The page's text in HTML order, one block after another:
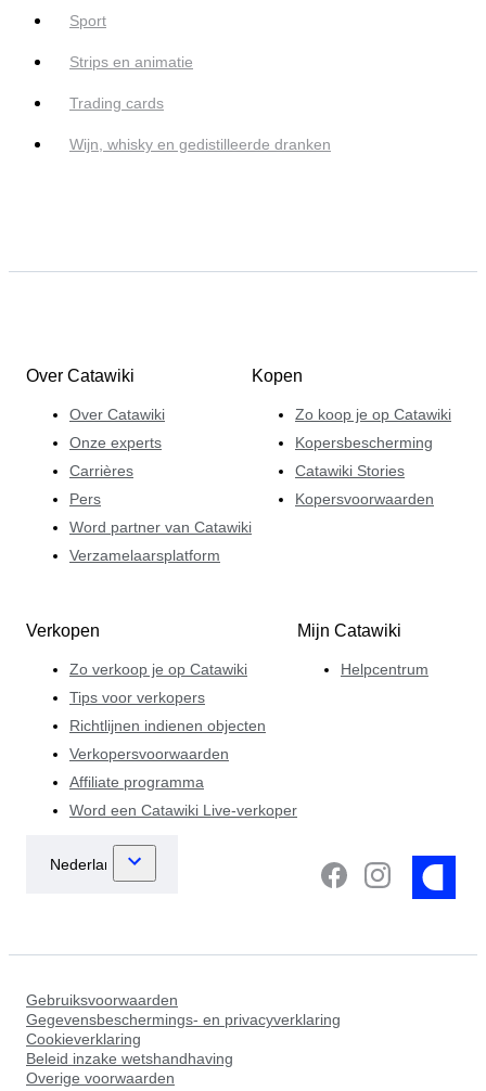
Sport
Strips en animatie
Trading cards
Wijn, whisky en gedistilleerde dranken
Over Catawiki
Over Catawiki
Onze experts
Carrières
Pers
Word partner van Catawiki
Verzamelaarsplatform
Kopen
Zo koop je op Catawiki
Kopersbescherming
Catawiki Stories
Kopersvoorwaarden
Verkopen
Zo verkoop je op Catawiki
Tips voor verkopers
Richtlijnen indienen objecten
Verkopersvoorwaarden
Affiliate programma
Word een Catawiki Live-verkoper
Mijn Catawiki
Helpcentrum
Gebruiksvoorwaarden
Gegevensbeschermings- en privacyverklaring
Cookieverklaring
Beleid inzake wetshandhaving
Overige voorwaarden